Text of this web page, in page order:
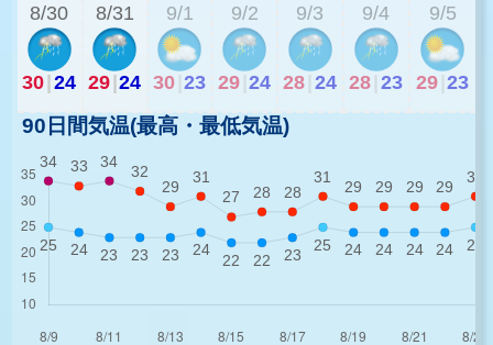
8/30
30|24
8/31
29|24
9/1
30 23
9/2
29 24
9/3
28 24
9/4
28 23
9/5
29 23
90日間気温(最高・最低気温)